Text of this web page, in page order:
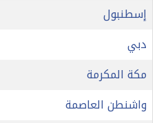
إسطنبول
دبي
مكة المكرمة
واشنطن العاصمة